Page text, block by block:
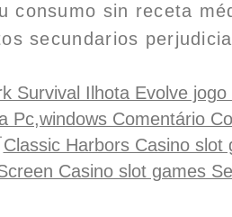
consumo sin receta
secundarios
Survival Ilhota Evolve
Pc,windows Comentário
Classic Harbors Casino slot
Casino slot games